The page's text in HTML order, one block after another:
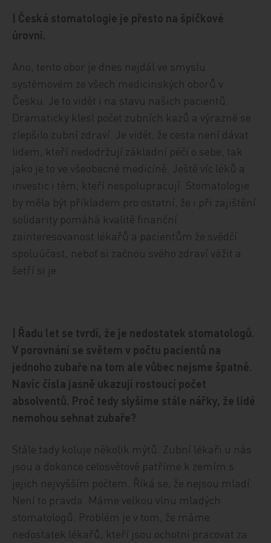
| Česká stomatologie je přesto na špičkové
úrovni.
Ano, tento obor je dnes nejdál ve smyslu
systémovém ze všech medicinských oborů v
Česku. Je to vidět i na stavu našich pacientů.
Dramaticky klesl počet zubních kazů a výrazně se
zlepšilo zubní zdraví. Je vidět, že cesta není dávat
lidem, kteří nedodržují základní péči o sebe, tak
jako je to ve všeobecné medicíně. Ještě víc léků a
investic i těm, kteří nespolupracují. Stomatologie
by měla být příkladem pro ostatní, že i při zajištění
solidarity pomáhá kvalitě finanční
zainteresovanost lékařů a pacientům že svědčí
spoluúčast, neboť si začnou svého zdraví vážit a
šetří si je.
| Řadu let se tvrdí, že je nedostatek stomatologů.
V porovnání se světem v počtu pacientů na
jednoho zubaře na tom ale vůbec nejsme špatně.
Navíc čísla jasně ukazují rostoucí počet
absolventů. Proč tedy slyšíme stále nářky, že lidé
nemohou sehnat zubaře?
Stále tady koluje několik mýtů. Zubní lékaři u nás
jsou a dokonce celosvětově patříme k zemím s
jejich nejvyšším počtem. Říká se, že nejsou mladí.
Není to pravda. Máme velkou vlnu mladých
stomatologů. Problém je v tom, že máme
nedostatek lékařů, kteří jsou ochotni pracovat za